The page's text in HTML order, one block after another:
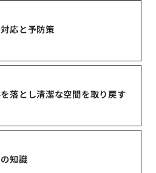
応と予防策
落とし清潔な空間を取り戻す
知識